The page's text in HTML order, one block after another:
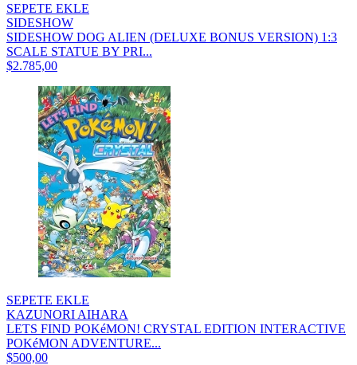
SEPETE EKLE
SIDESHOW
SIDESHOW DOG ALIEN (DELUXE BONUS VERSION) 1:3
SCALE STATUE BY PRI...
$2.785,00
SEPETE EKLE
KAZUNORI AIHARA
LETS FIND POKéMON! CRYSTAL EDITION INTERACTIVE
POKéMON ADVENTURE...
$500,00